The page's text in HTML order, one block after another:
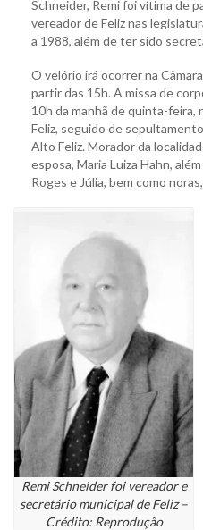
Schneider, Remi foi vítima de
vereador de Feliz nas
a 1988, além de ter sido
O velório irá ocorrer na
partir das 15h. A missa de
10h da manhã de quinta-feira,
Feliz, seguido de
Alto Feliz. Morador da
esposa, Maria Luiza Hahn,
Roges e Júlia, bem como
Remi Schneider foi vereador e
secretário municipal de Feliz –
Crédito: Reprodução